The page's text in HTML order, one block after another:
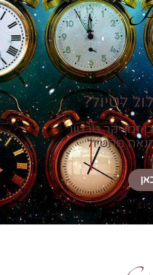
לטיול?
זמן יקר טרטור
מהטיול